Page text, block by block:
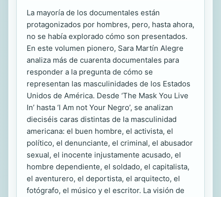
La mayoría de los documentales están
protagonizados por hombres, pero, hasta ahora,
no se había explorado cómo son presentados.
En este volumen pionero, Sara Martín Alegre
analiza más de cuarenta documentales para
responder a la pregunta de cómo se
representan las masculinidades de los Estados
Unidos de América. Desde ‘The Mask You Live
In’ hasta ‘I Am not Your Negro’, se analizan
dieciséis caras distintas de la masculinidad
americana: el buen hombre, el activista, el
político, el denunciante, el criminal, el abusador
sexual, el inocente injustamente acusado, el
hombre dependiente, el soldado, el capitalista,
el aventurero, el deportista, el arquitecto, el
fotógrafo, el músico y el escritor. La visión de